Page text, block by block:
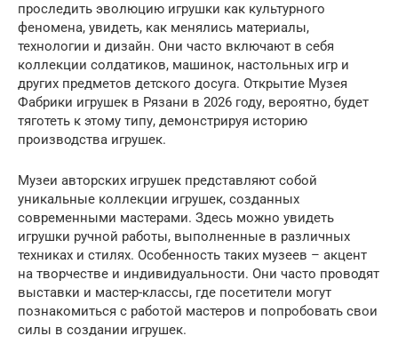
проследить эволюцию игрушки как культурного
феномена, увидеть, как менялись материалы,
технологии и дизайн. Они часто включают в себя
коллекции солдатиков, машинок, настольных игр и
других предметов детского досуга. Открытие Музея
Фабрики игрушек в Рязани в 2026 году, вероятно, будет
тяготеть к этому типу, демонстрируя историю
производства игрушек.
Музеи авторских игрушек представляют собой
уникальные коллекции игрушек, созданных
современными мастерами. Здесь можно увидеть
игрушки ручной работы, выполненные в различных
техниках и стилях. Особенность таких музеев – акцент
на творчестве и индивидуальности. Они часто проводят
выставки и мастер-классы, где посетители могут
познакомиться с работой мастеров и попробовать свои
силы в создании игрушек.